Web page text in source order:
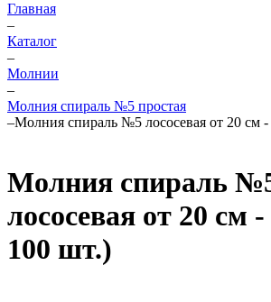
Главная
–
Каталог
–
Молнии
–
Молния спираль №5 простая
–Молния спираль №5 лососевая от 20 см
Молния спираль
лососевая от 20 см
100 шт.)